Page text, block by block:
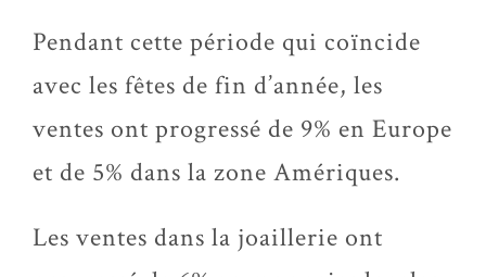
Pendant cette période qui coïncide
avec les fêtes de fin d’année, les
ventes ont progressé de 9% en Europe
et de 5% dans la zone Amériques.
Les ventes dans la joaillerie ont